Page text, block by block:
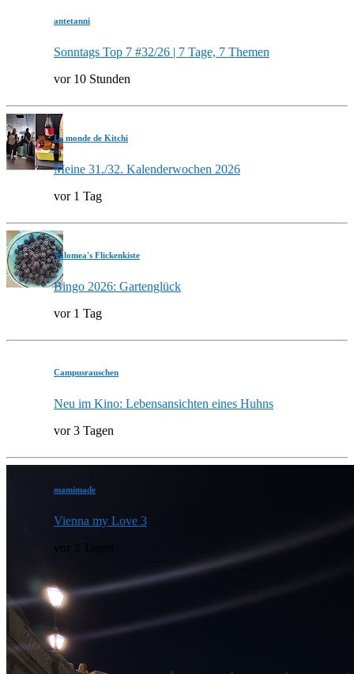
antetanni
Sonntags Top 7 #32/26 | 7 Tage, 7 Themen
vor 10 Stunden
Le monde de Kitchi
Meine 31./32. Kalenderwochen 2026
vor 1 Tag
Valomea's Flickenkiste
Bingo 2026: Gartenglück
vor 1 Tag
Campusrauschen
Neu im Kino: Lebensansichten eines Huhns
vor 3 Tagen
mamimade
Vienna my Love 3
vor 3 Tagen